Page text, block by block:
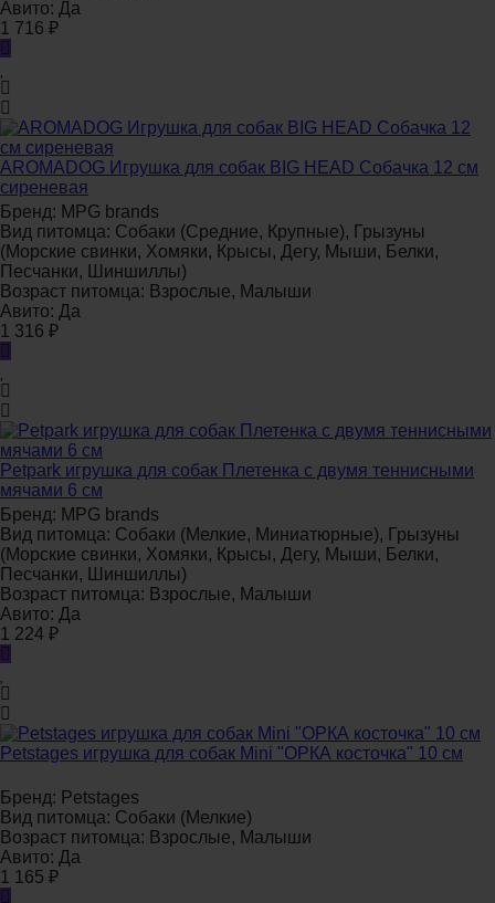
Авито: Да
1 716 ₽
AROMADOG Игрушка для собак BIG HEAD Собачка 12 см
сиреневая
Бренд: MPG brands
Вид питомца: Собаки (Средние, Крупные), Грызуны
(Морские свинки, Хомяки, Крысы, Дегу, Мыши, Белки,
Песчанки, Шиншиллы)
Возраст питомца: Взрослые, Малыши
Авито: Да
1 316 ₽
Petpark игрушка для собак Плетенка с двумя теннисными
мячами 6 см
Бренд: MPG brands
Вид питомца: Собаки (Мелкие, Миниатюрные), Грызуны
(Морские свинки, Хомяки, Крысы, Дегу, Мыши, Белки,
Песчанки, Шиншиллы)
Возраст питомца: Взрослые, Малыши
Авито: Да
1 224 ₽
Petstages игрушка для собак Mini "ОРКА косточка" 10 см
Бренд: Petstages
Вид питомца: Собаки (Мелкие)
Возраст питомца: Взрослые, Малыши
Авито: Да
1 165 ₽